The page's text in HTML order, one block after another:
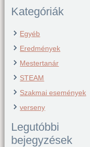
Kategóriák
Egyéb
Eredmények
Mestertanár
STEAM
Szakmai események
verseny
Legutóbbi
bejegyzések